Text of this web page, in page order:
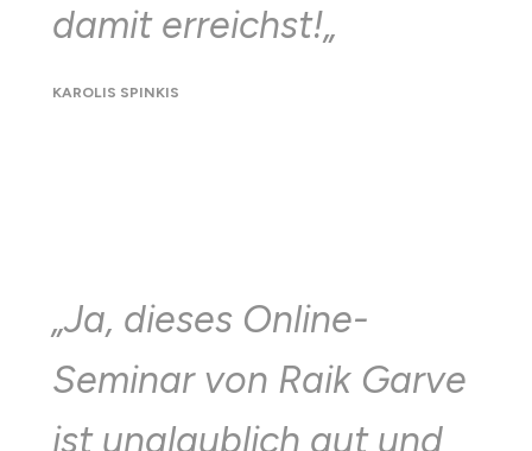
damit erreichst!„
KAROLIS SPINKIS
„Ja, dieses Online-
Seminar von Raik Garve
ist unglaublich gut und